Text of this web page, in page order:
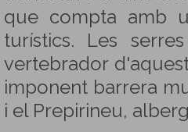
que compta amb
turístics. Les
vertebrador
imponent barrera
i el Prepirineu,